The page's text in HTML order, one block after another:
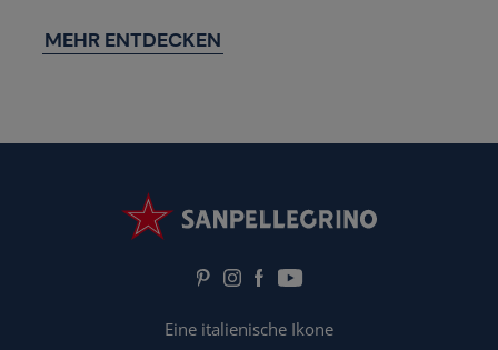
MEHR ENTDECKEN
Eine italienische Ikone